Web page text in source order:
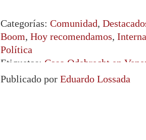
Categorías: Comunidad,
Boom, Hoy recomendamos,
Política
Etiquetas: Caso Odebrecht en
ortega diaz,Odebrecht
Publicado por Eduardo Lossada